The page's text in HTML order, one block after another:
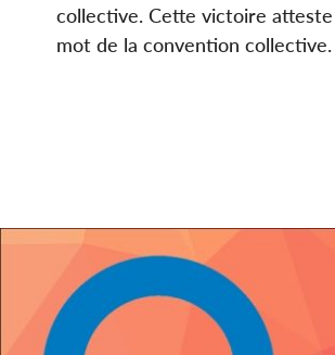
collective. Cette victoire
mot de la convention collective.